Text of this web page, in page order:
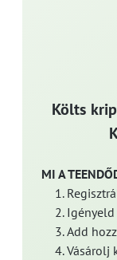
Költs
MI A
Igényeld
Add
Vásárolj